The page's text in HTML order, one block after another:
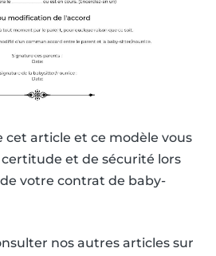
cet article et ce modèle vous
et de sécurité lors
votre contrat de baby-
nos autres articles sur